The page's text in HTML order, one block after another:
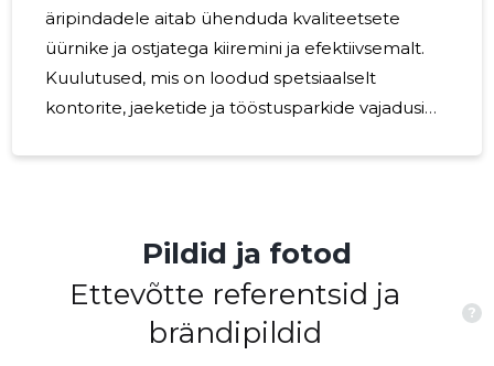
äripindadele aitab ühenduda kvaliteetsete
üürnike ja ostjatega kiiremini ja efektiivsemalt.
Kuulutused, mis on loodud spetsiaalselt
kontorite, jaeketide ja tööstusparkide vajadusi
hoonehaldajad, jaekettide hanketiimid ja
idufirmad, kes otsivad sobivaid kontoreid või
tootmispindu. Sobib kõigile, kes soovivad võtta
ärikinnisvarast maksimumi: kiiremat täitumist,
Pildid ja fotod
Ettevõtte referentsid ja
brändipildid
?